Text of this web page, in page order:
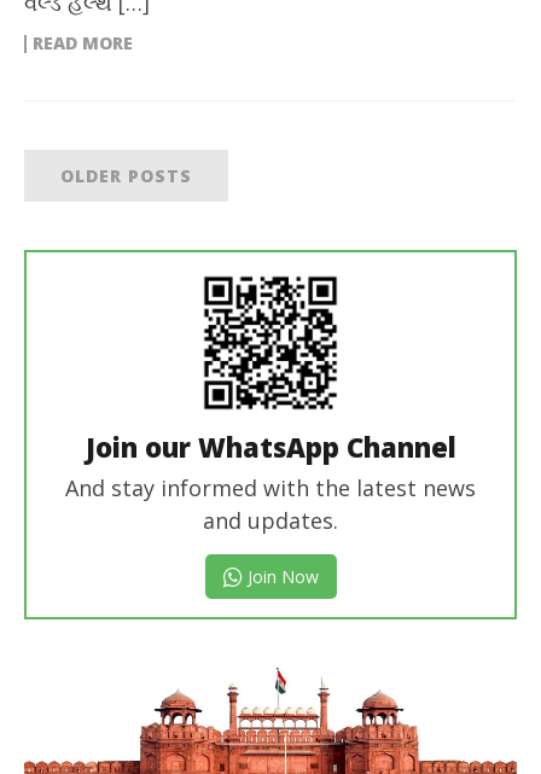
READ MORE
OLDER POSTS
Join our WhatsApp Channel
And stay informed with the latest news
and updates.
Join Now